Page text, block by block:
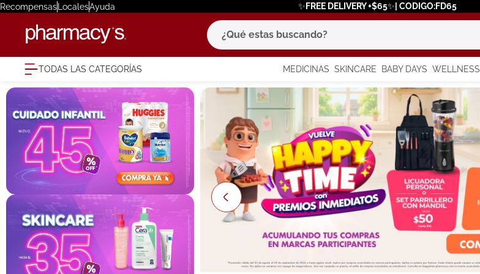
RecompensasLocalesAyuda ✨FREE DELIVERY +$65✨| CODIGO:FD65
¿Qué estas buscando?
TODAS LAS CATEGORÍAS MEDICINAS SKINCARE BABY DAYS WELLNESS
términos más buscados
eucerin
2. protector solar
pilexil
4. bioderma
5. cerave
6. megacistin
degraler